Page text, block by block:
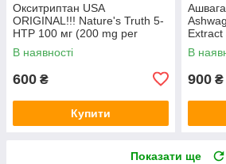
Окситриптан USA
ORIGINAL!!! Nature's Truth 5-
HTP 100 мг (200 mg per
serving), 50 капс
В наявності
600 ₴
Купити
Extract
(1500
капс
В
900 ₴
Показати ще